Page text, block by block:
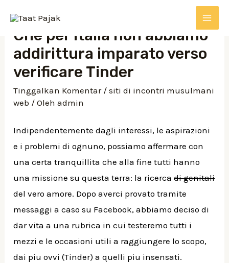
Che per Italia non abbiamo
addirittura imparato verso
verificare Tinder
Tinggalkan Komentar /siti di incontri musulmani
web / Olehadmin
Indipendentemente dagli interessi, le aspirazioni
e i problemi di ognuno, possiamo affermare con
una certa tranquillita che alla fine tutti hanno
una missione su questa terra: la ricercadi genitali
del vero amore. Dopo averci provato tramite
messaggi a caso su Facebook, abbiamo deciso di
dar vita a una rubrica in cui testeremo tutti i
mezzi e le occasioni utili a raggiungere lo scopo,
dai piu ovvi (Tinder) a quelli piu insensati.